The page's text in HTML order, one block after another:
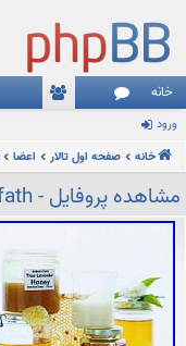
خانه
م
ها
ضا
ورود
خانه
صفحه اول تالار اعضا
مشاهده پروفایل - mohammadfath